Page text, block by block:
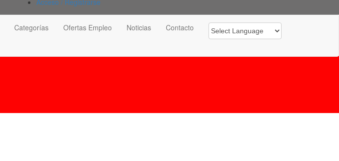
Acceso / Registrarse
Categorías Ofertas Empleo Noticias Contacto